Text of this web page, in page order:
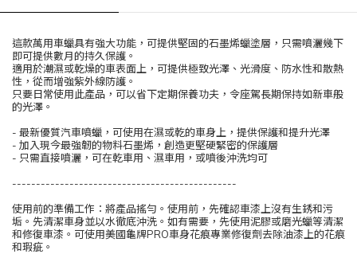
這款萬用車蠟具有強大功能，可提供堅固的石墨烯蠟塗層，只需噴灑幾下
即可提供數月的持久保護。
適用於潮濕或乾燥的車表面上，可提供極致光澤、光滑度、防水性和散熱
性，從而增強紫外線防護。
只要日常使用此產品，可以省下定期保養功夫，令座駕長期保持如新車般
的光澤。
- 最新優質汽車噴蠟，可使用在濕或乾的車身上，提供保護和提升光澤
- 加入現今最強韌的物料石墨烯，創造更堅硬緊密的保護層
- 只需直接噴灑，可在乾車用、濕車用，或噴後沖洗均可
-----------------------------------------------
使用前的準備工作：將產品搖勻。使用前，先確認車漆上沒有生銹和污
垢。先清潔車身並以水徹底沖洗。如有需要，先使用泥膠或磨光蠟等清潔
和修復車漆。可使用美國龜牌PRO車身花痕專業修復劑去除油漆上的花痕
和瑕疵。